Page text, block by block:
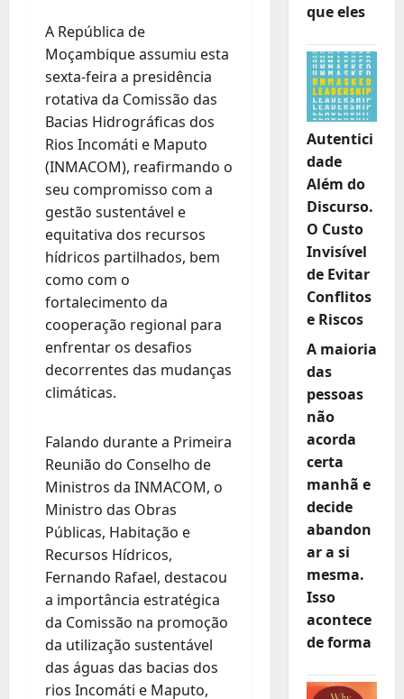
A República de
Moçambique assumiu esta
sexta-feira a presidência
rotativa da Comissão das
Bacias Hidrográficas dos
Rios Incomáti e Maputo
(INMACOM), reafirmando o
seu compromisso com a
gestão sustentável e
equitativa dos recursos
hídricos partilhados, bem
como com o
fortalecimento da
cooperação regional para
enfrentar os desafios
decorrentes das mudanças
climáticas.
Falando durante a Primeira
Reunião do Conselho de
Ministros da INMACOM, o
Ministro das Obras
Públicas, Habitação e
Recursos Hídricos,
Fernando Rafael, destacou
a importância estratégica
da Comissão na promoção
da utilização sustentável
das águas das bacias dos
rios Incomáti e Maputo,
que eles
Autentici
dade
Além do
Discurso.
O Custo
Invisível
de Evitar
Conflitos
e Riscos
A maioria
das
pessoas
não
acorda
certa
manhã e
decide
abandon
ar a si
mesma.
Isso
acontece
de forma